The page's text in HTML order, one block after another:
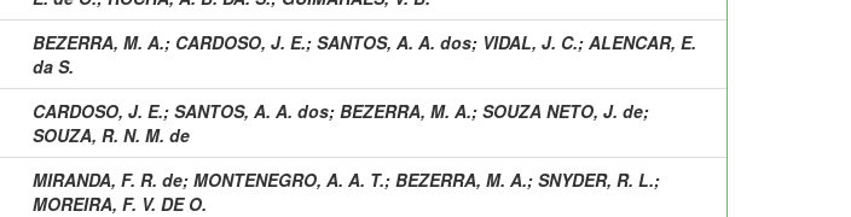
BEZERRA, M. A.; CARDOSO, J. E.; SANTOS, A. A. dos; VIDAL, J. C.; ALENCAR, E.
da S.
CARDOSO, J. E.; SANTOS, A. A. dos; BEZERRA, M. A.; SOUZA NETO, J. de;
SOUZA, R. N. M. de
MIRANDA, F. R. de; MONTENEGRO, A. A. T.; BEZERRA, M. A.; SNYDER, R. L.;
MOREIRA, F. V. DE O.